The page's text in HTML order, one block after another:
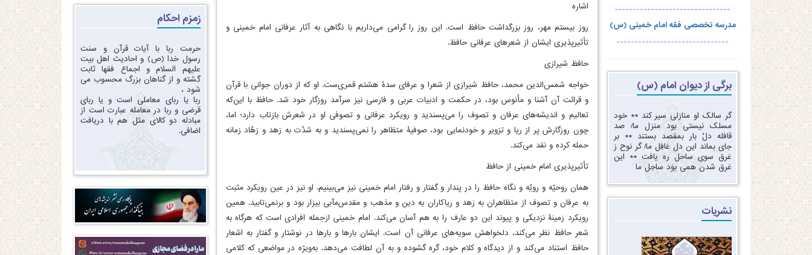
--------------------------------
مدرسه تخصصی فقه امام خمینی (س)
-------------------------------
برگی از دیوان امام (س)
گر سالک او منازلی سیر کند‏ ** ‏خود
مسلک نیستی بود منزل ما‏/ ‏‏صد
قافله دلْ بار بمقصد بستند ** ‏بر
جای بماند این دل غافِل ما‏/ ‏‏گر نوح ز
غرق سوی ساحل ره یافت‏ ** ‏‏این
غرق شدن همی بوَد ساحِل ما‏
نشریات
اشاره
روز بیستم مهر، روز بزرگداشت حافظ است. این روز را گرامی می‌داریم با نگاهی به آثار عرفانی امام خمینی و
تأثیرپذیری ایشان از شعرهای عرفانی حافظ.
حافظ شیرازی
خواجه شمس‌الدین محمد، حافظ شیرازی از شعرا و عرفای سدۀ هشتم قمری‌ست. او که از دوران جوانی با قرآن
و قرائت آن آشنا و مأنوس بود، در حکمت و ادبیات عربی و فارسی نیز سرآمد روزگار خود شد. حافظ با این‌که
تعالیم و اندیشه‌های عرفان و تصوف را می‌پسندید و رویکرد عرفانی و تصوفی او در شعرش بازتاب دارد؛ اما،
چون روزگارش پر از ریا و تزویر و خودنمایی بود، صوفیۀ متظاهر را نمی‌پسندید و به شدّت به زهد و زهّاد زمانه
حمله کرده و نقد می‌کند.
تأثیرپذیری امام خمینی از حافظ
همان روحیّه و رویّه و نگاه حافظ را در پندار و گفتار و رفتار امام خمینی نیز می‌بینیم. او نیز در عین رویکرد مثبت
به عرفان و تصوف از متظاهران به زهد و ریاکاران به دین و مذهب و مقدس‌مآبی بیزار بود و برنمی‌تابید. همین
رویکرد زمینۀ نزدیکی و پیوند این دو عارف را به هم آسان می‌کند. امام خمینی ازجمله افرادی است که هرگاه به
شعر حافظ نظر می‌کند، دلخواهش سویه‌های عرفانی آن است. ایشان بارها و بارها در نوشتار و گفتار به اشعار
حافظ استناد می‌کند و از دیدگاه و کلام خود، گره گشوده و به آن لطافت می‌دهد. به‌ویژه در مواضعی که کلامی
زمزم احکام
حرمت ربا با آیات قرآن و سنت
رسول خدا (ص) و احادیث اهل بیت
علیهم السلام و اجماع فقها ثابت
گشته و از گناهان بزرگ محسوب می
شود ،
ربا یا ربای معاملی است و یا ربای
قرضی و ربا در معامله عبارت است از
مبادله دو کالای مثل هم با دریافت
اضافی.